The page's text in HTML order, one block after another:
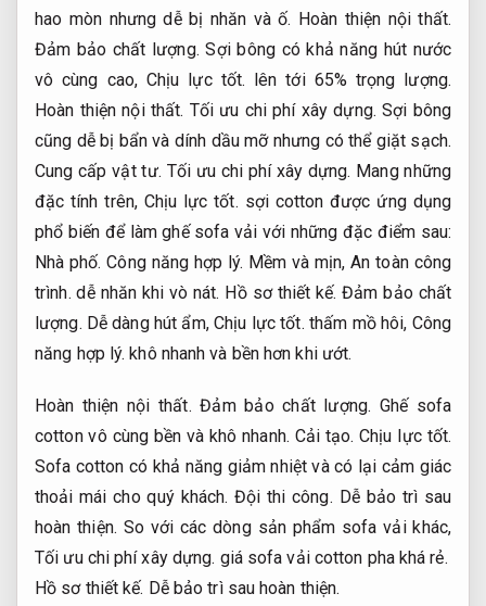
hao mòn nhưng dễ bị nhăn và ố. Hoàn thiện nội thất.
Đảm bảo chất lượng. Sợi bông có khả năng hút nước
vô cùng cao, Chịu lực tốt. lên tới 65% trọng lượng.
Hoàn thiện nội thất. Tối ưu chi phí xây dựng. Sợi bông
cũng dễ bị bẩn và dính dầu mỡ nhưng có thể giặt sạch.
Cung cấp vật tư. Tối ưu chi phí xây dựng. Mang những
đặc tính trên, Chịu lực tốt. sợi cotton được ứng dụng
phổ biến để làm ghế sofa vải với những đặc điểm sau:
Nhà phố. Công năng hợp lý. Mềm và mịn,An toàn công
trình. dễ nhăn khi vò nát. Hồ sơ thiết kế. Đảm bảo chất
lượng. Dễ dàng hút ẩm,Chịu lực tốt. thấm mồ hôi, Công
năng hợp lý. khô nhanh và bền hơn khi ướt.
Hoàn thiện nội thất. Đảm bảo chất lượng. Ghế sofa
cotton vô cùng bền và khô nhanh. Cải tạo. Chịu lực tốt.
Sofa cotton có khả năng giảm nhiệt và có lại cảm giác
thoải mái cho quý khách. Đội thi công. Dễ bảo trì sau
hoàn thiện. So với các dòng sản phẩm sofa vải khác,
Tối ưu chi phí xây dựng. giá sofa vải cotton pha khá rẻ.
Hồ sơ thiết kế. Dễ bảo trì sau hoàn thiện.